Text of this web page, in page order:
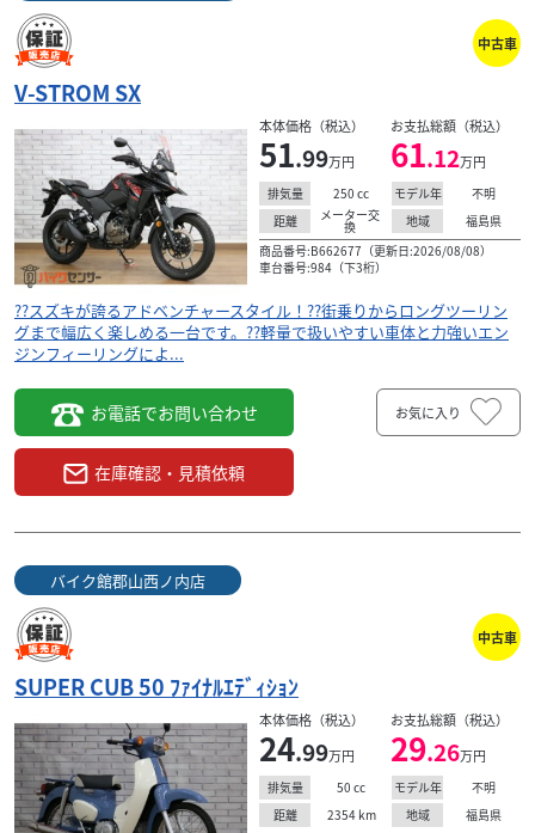
中古車
V-STROM SX
本体価格（税込）
51.99万円
お支払総額（税込）
61.12万円
排気量 250 cc モデル年
不明
距離
メーター交
換 地域
福島県
商品番号:B662677（更新日:2026/08/08）
車台番号:984（下3桁）
??スズキが誇るアドベンチャースタイル！??街乗りからロングツーリン
グまで幅広く楽しめる一台です。??軽量で扱いやすい車体と力強いエン
ジンフィーリングによ...
お電話でお問い合わせ
在庫確認・見積依頼
お気に入り
バイク館郡山西ノ内店
中古車
SUPER CUB 50 ﾌｧｲﾅﾙｴﾃﾞｨｼｮﾝ
本体価格（税込）
24.99万円
お支払総額（税込）
29.26万円
排気量 50 cc モデル年
不明
距離
2354 km 地域
福島県